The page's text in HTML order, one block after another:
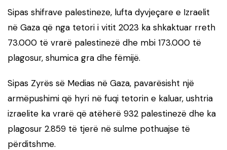
Sipas shifrave palestineze, lufta dyvjeçare e Izraelit
në Gaza që nga tetori i vitit 2023 ka shkaktuar rreth
73.000 të vrarë palestinezë dhe mbi 173.000 të
plagosur, shumica gra dhe fëmijë.
Sipas Zyrës së Medias në Gaza, pavarësisht një
armëpushimi që hyri në fuqi tetorin e kaluar, ushtria
izraelite ka vrarë që atëherë 932 palestinezë dhe ka
plagosur 2.859 të tjerë në sulme pothuajse të
përditshme.